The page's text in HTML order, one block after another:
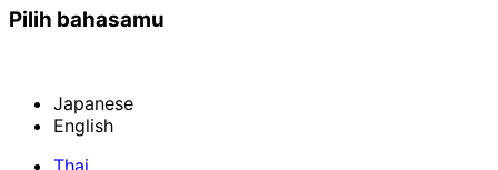
Pilih bahasamu
Japanese
English